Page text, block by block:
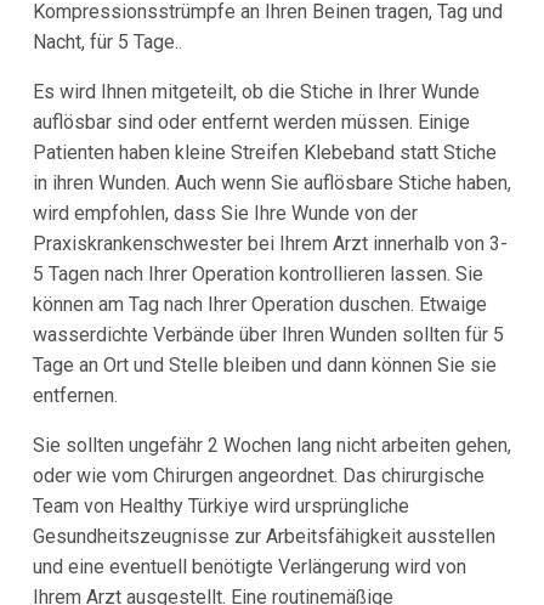
Kompressionsstrümpfe an Ihren Beinen tragen, Tag und
Nacht, für 5 Tage..
Es wird Ihnen mitgeteilt, ob die Stiche in Ihrer Wunde
auflösbar sind oder entfernt werden müssen. Einige
Patienten haben kleine Streifen Klebeband statt Stiche
in ihren Wunden. Auch wenn Sie auflösbare Stiche haben,
wird empfohlen, dass Sie Ihre Wunde von der
Praxiskrankenschwester bei Ihrem Arzt innerhalb von 3-
5 Tagen nach Ihrer Operation kontrollieren lassen. Sie
können am Tag nach Ihrer Operation duschen. Etwaige
wasserdichte Verbände über Ihren Wunden sollten für 5
Tage an Ort und Stelle bleiben und dann können Sie sie
entfernen.
Sie sollten ungefähr 2 Wochen lang nicht arbeiten gehen,
oder wie vom Chirurgen angeordnet. Das chirurgische
Team von Healthy Türkiye wird ursprüngliche
Gesundheitszeugnisse zur Arbeitsfähigkeit ausstellen
und eine eventuell benötigte Verlängerung wird von
Ihrem Arzt ausgestellt. Eine routinemäßige